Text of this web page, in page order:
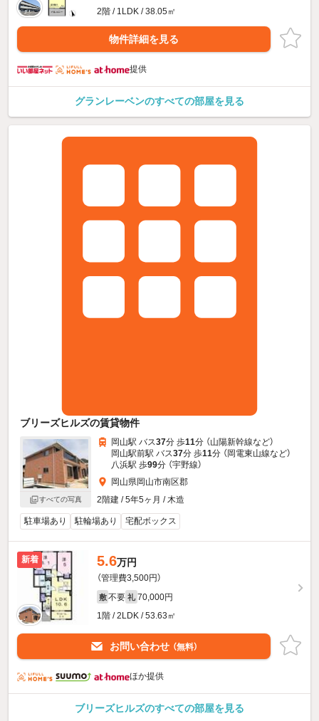
2階 / 1LDK / 38.05㎡
物件詳細を見る
提供
グランレーベンのすべての部屋を見る
ブリーズヒルズの賃貸物件
すべての写真
岡山駅 バス37分 歩11分 （山陽新幹線など）
岡山駅前駅 バス37分 歩11分 （岡電東山線など）
八浜駅 歩99分 （宇野線）
岡山県岡山市南区郡
2階建 / 5年5ヶ月 / 木造
駐車場あり 駐輪場あり 宅配ボックス
新着 5.6万円
（管理費3,500円）
敷 不要 礼 70,000円
1階 / 2LDK / 53.63㎡
お問い合わせ （無料）
ほか提供
ブリーズヒルズのすべての部屋を見る